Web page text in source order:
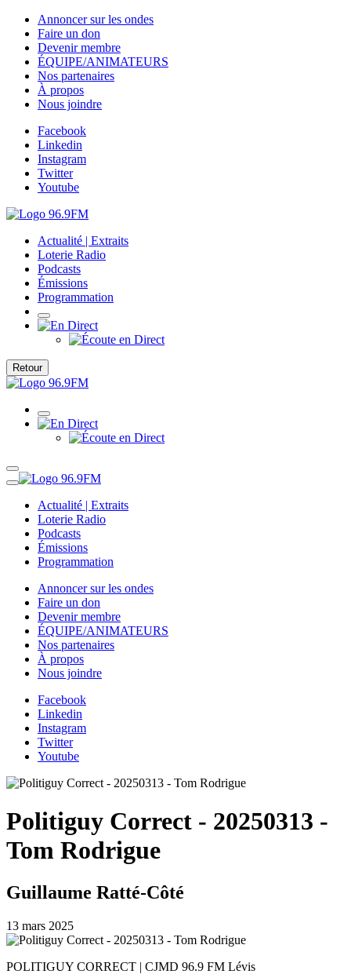
Annoncer sur les ondes
Faire un don
Devenir membre
ÉQUIPE/ANIMATEURS
Nos partenaires
À propos
Nous joindre
Facebook
Linkedin
Instagram
Twitter
Youtube
Actualité | Extraits
Loterie Radio
Podcasts
Émissions
Programmation
Retour
Actualité | Extraits
Loterie Radio
Podcasts
Émissions
Programmation
Annoncer sur les ondes
Faire un don
Devenir membre
ÉQUIPE/ANIMATEURS
Nos partenaires
À propos
Nous joindre
Facebook
Linkedin
Instagram
Twitter
Youtube
Politiguy Correct - 20250313 -
Tom Rodrigue
Guillaume Ratté-Côté
13 mars 2025
POLITIGUY CORRECT | CJMD 96.9 FM Lévis